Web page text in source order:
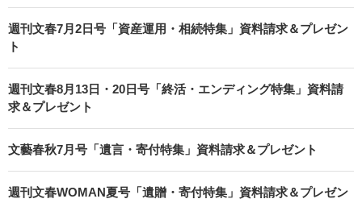
週刊文春7月2日号「資産運用・相続特集」資料請求＆プレゼン
ト
週刊文春8月13日・20日号「終活・エンディング特集」資料請
求＆プレゼント
文藝春秋7月号「遺言・寄付特集」資料請求＆プレゼント
週刊文春WOMAN夏号「遺贈・寄付特集」資料請求＆プレゼン